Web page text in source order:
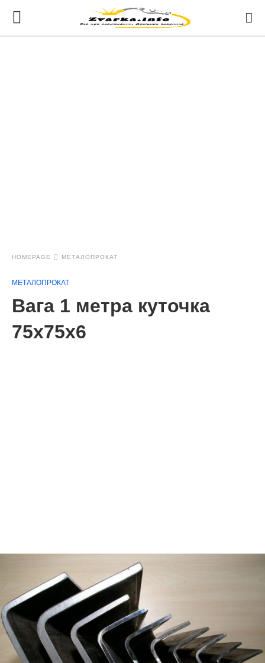
HOMEPAGE МЕТАЛОПРОКАТ
МЕТАЛОПРОКАТ
Вага 1 метра куточка
75х75х6